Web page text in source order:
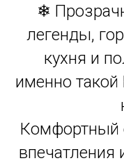
❄
легенды,
кухня и
именно
Комфортный
впечатления